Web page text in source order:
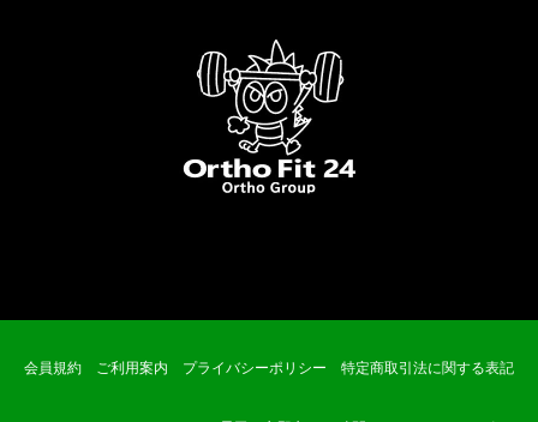
会員規約 ご利用案内 プライバシーポリシー 特定商取引法に関する表記